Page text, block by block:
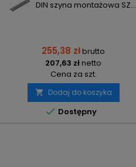
DIN szyna montażowa SZ...
255,38 złbrutto
207,63 złnetto
Cena za szt.
 Dodaj do koszyka
 Dostępny